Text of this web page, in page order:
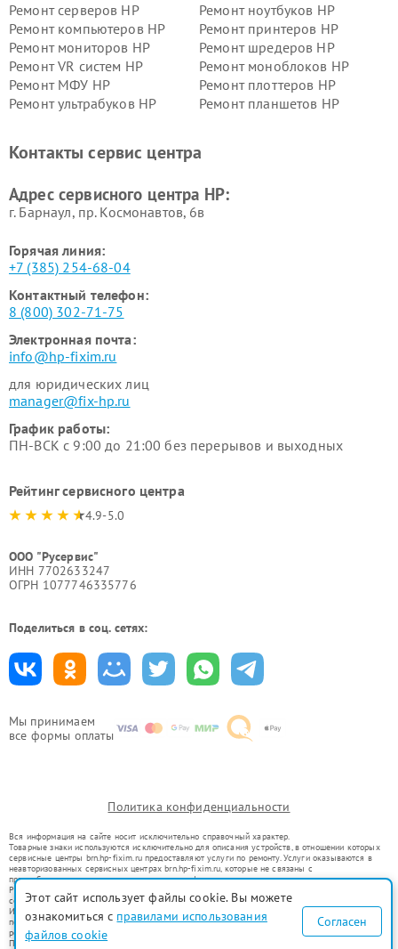
Мы принимаем
все формы оплаты
Ремонт серверов HP
Ремонт ноутбуков HP
Ремонт компьютеров HP
Ремонт принтеров HP
Ремонт мониторов HP
Ремонт шредеров HP
Ремонт VR систем HP
Ремонт моноблоков HP
Ремонт МФУ HP
Ремонт плоттеров HP
Ремонт ультрабуков HP
Ремонт планшетов HP
Контакты сервис центра
Адрес сервисного центра HP:
г. Барнаул, ​пр. Космонавтов, 6в
Горячая линия:
+7 (385) 254-68-04
Контактный телефон:
8 (800) 302-71-75
Электронная почта:
info@hp-fixim.ru
для юридических лиц
manager@fix-hp.ru
График работы:
ПН-ВСК с 9:00 до 21:00 без перерывов и выходных
Рейтинг сервисного центра
4.9-5.0
ООО "Русервис"
ИНН 7702633247
ОГРН 1077746335776
Поделиться в соц. сетях:
Политика конфиденциальности
Вся информация на сайте носит исключительно справочный характер.
Товарные знаки используются исключительно для описания устройств, в отношении которых
сервисные центры brn.hp-fixim.ru предоставляют услуги по ремонту. Услуги оказываются в
неавторизованных сервисных центрах brn.hp-fixim.ru, которые не связаны с
правообладателями товарных знаков или их официальными представителями.
Ремонт осуществляется для устройств, уже введенных в гражданский оборот в соответствии
со статьей 1487 ГК РФ.
Использование товарных знаков не преследует цели индивидуализации услуг или введения
потребителей в заблуждение, а служит для информирования о предоставляемых услугах по
ремонту техники указанных брендов.
Представленная на сайте информация не является публичной офертой, определяемой
Этот сайт использует файлы cookie. Вы можете
ознакомиться с правилами использования
файлов cookie
Согласен